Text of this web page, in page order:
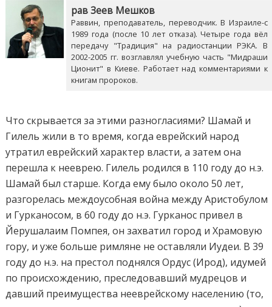
рав Зеев Мешков
Раввин, преподаватель, переводчик. В Израиле-с
1989 года (после 10 лет отказа). Четыре года вёл
передачу "Традиция" на радиостанции РЭКА. В
2002-2005 гг. возглавлял учебную часть "Мидраши
Ционит" в Киеве. Работает над комментариями к
книгам пророков.
Что скрывается за этими разногласиями? Шамай и
Гилель жили в то время, когда еврейский народ
утратил еврейский характер власти, а затем она
перешла к нееврею. Гилель родился в 110 году до н.э.
Шамай был старше. Когда ему было около 50 лет,
разгорелась междоусобная война между Аристобулом
и Гурканосом, в 60 году до н.э. Гурканос привел в
Йерушалаим Помпея, он захватил город и Храмовую
гору, и уже больше римляне не оставляли Иудеи. В 39
году до н.э. на престол поднялся Ордус (Ирод), идумей
по происхождению, преследовавший мудрецов и
давший преимущества нееврейскому населению (то,